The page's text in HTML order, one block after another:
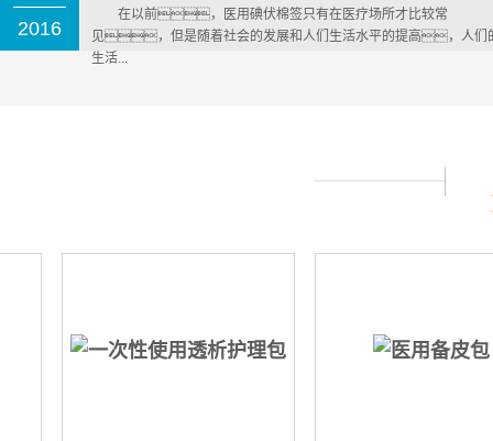
2016
在以前，医用碘伏棉签只有在医疗场所才比较常
见，但是随着社会的发展和人们生活水平的提高，人们
生活...